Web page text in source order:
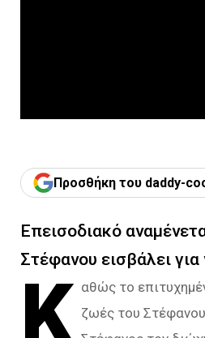
Προσθήκη του daddy-
Επεισοδιακό
Στέφανου εισβάλει
Κ αθώς το
ζωές του